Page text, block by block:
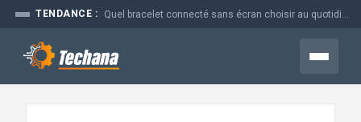
Aller
contenu
TENDANCE :
Menu